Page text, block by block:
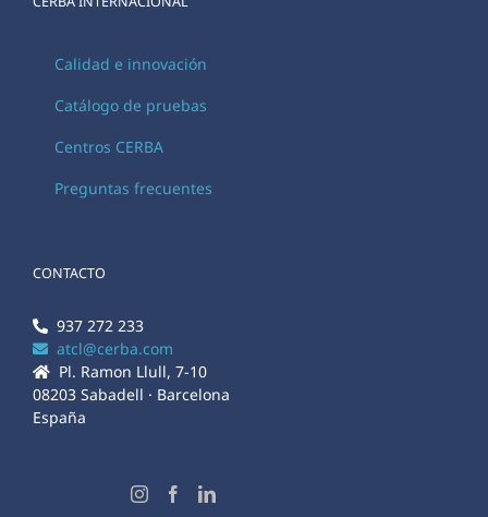
Calidad e innovación
Catálogo de pruebas
Centros CERBA
Preguntas frecuentes
CONTACTO
937 272 233
atcl@cerba.com
Pl. Ramon Llull, 7-10
08203 Sabadell · Barcelona
España